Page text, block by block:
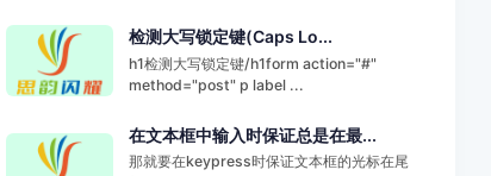
检测大写锁定键(Caps Lo...
h1检测大写锁定键/h1form action="#"
method="post" p label ...
在文本框中输入时保证总是在最...
那就要在keypress时保证文本框的光标在尾